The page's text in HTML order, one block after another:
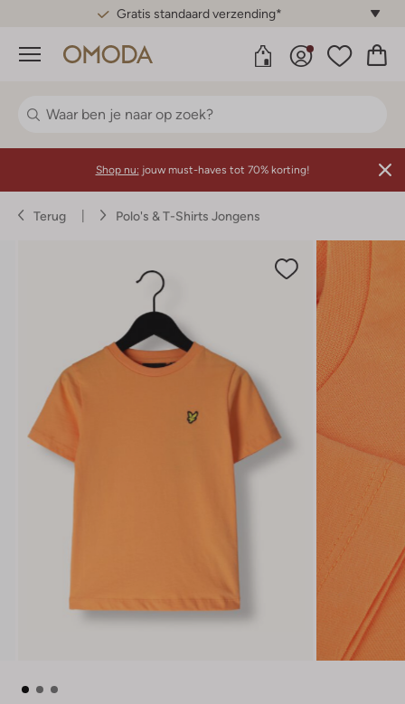
Gratis standaard verzending*
Menu
Shop nu: jouw must-haves tot 70% korting!
Terug Polo's & T-Shirts Jongens